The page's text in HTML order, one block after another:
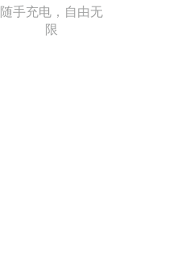
随手充电，自由无
限